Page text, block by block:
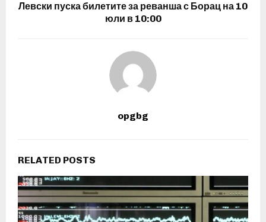
Левски пуска билетите за реванша с Борац на 10
юли в 10:00
opgbg
RELATED POSTS